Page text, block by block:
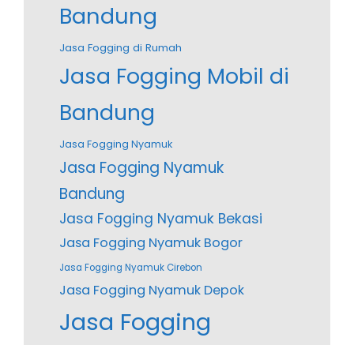
Bandung
Jasa Fogging di Rumah
Jasa Fogging Mobil di
Bandung
Jasa Fogging Nyamuk
Jasa Fogging Nyamuk
Bandung
Jasa Fogging Nyamuk Bekasi
Jasa Fogging Nyamuk Bogor
Jasa Fogging Nyamuk Cirebon
Jasa Fogging Nyamuk Depok
Jasa Fogging